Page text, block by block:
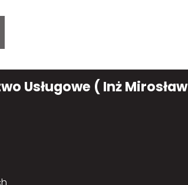
Usługowe ( Inż Mirosław